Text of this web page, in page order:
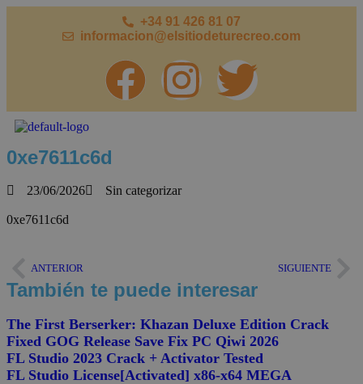
+34 91 426 81 07
informacion@elsitiodeturecreo.com
0xe7611c6d
23/06/2026 Sin categorizar
0xe7611c6d
ANTERIOR SIGUIENTE
También te puede interesar
The First Berserker: Khazan Deluxe Edition Crack
Fixed GOG Release Save Fix PC Qiwi 2026
FL Studio 2023 Crack + Activator Tested
FL Studio License[Activated] x86-x64 MEGA